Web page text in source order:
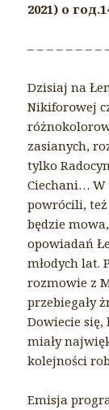
2021) о
– – – – – – – –
Dzisiaj na
Nikiforоwej
zasianych,
tylko
Ciechani… W
powrócili,
będzie
opowiadań
młodych lat.
rozmowie z
przebiegały
Dowiecie
miały
kolejności
Emisja